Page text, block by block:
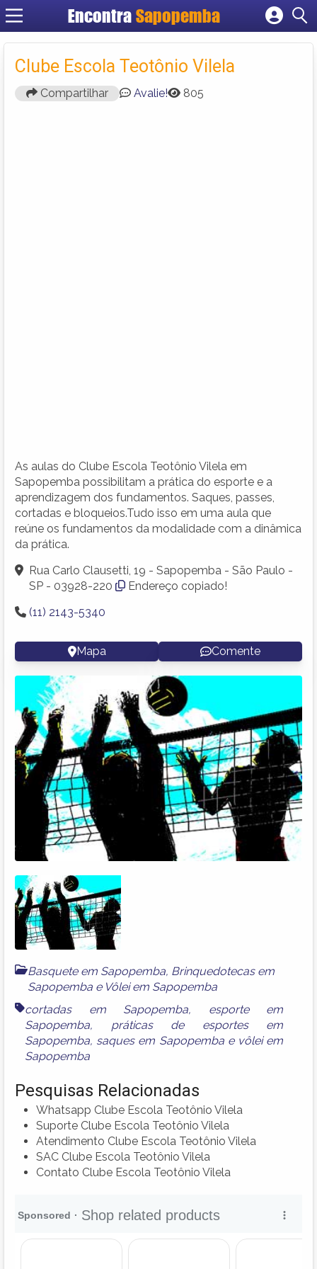
Encontra Sapopemba
Cadastrar empresa
Criar conta
Clube Escola Teotônio Vilela
Compartilhar Avalie! 805
As aulas do Clube Escola Teotônio Vilela em
Sapopemba possibilitam a prática do esporte e a
aprendizagem dos fundamentos. Saques, passes,
cortadas e bloqueios.Tudo isso em uma aula que
reúne os fundamentos da modalidade com a dinâmica
da prática.
Rua Carlo Clausetti, 19 - Sapopemba - São Paulo -
SP - 03928-220
Endereço copiado!
(11) 2143-5340
Mapa Comente
Basquete em Sapopemba, Brinquedotecas em
Sapopemba e Vôlei em Sapopemba
cortadas em Sapopemba, esporte em
Sapopemba, práticas de esportes em
Sapopemba, saques em Sapopembae vôlei em
Sapopemba
Pesquisas Relacionadas
Whatsapp Clube Escola Teotônio Vilela
Suporte Clube Escola Teotônio Vilela
Atendimento Clube Escola Teotônio Vilela
SAC Clube Escola Teotônio Vilela
Contato Clube Escola Teotônio Vilela